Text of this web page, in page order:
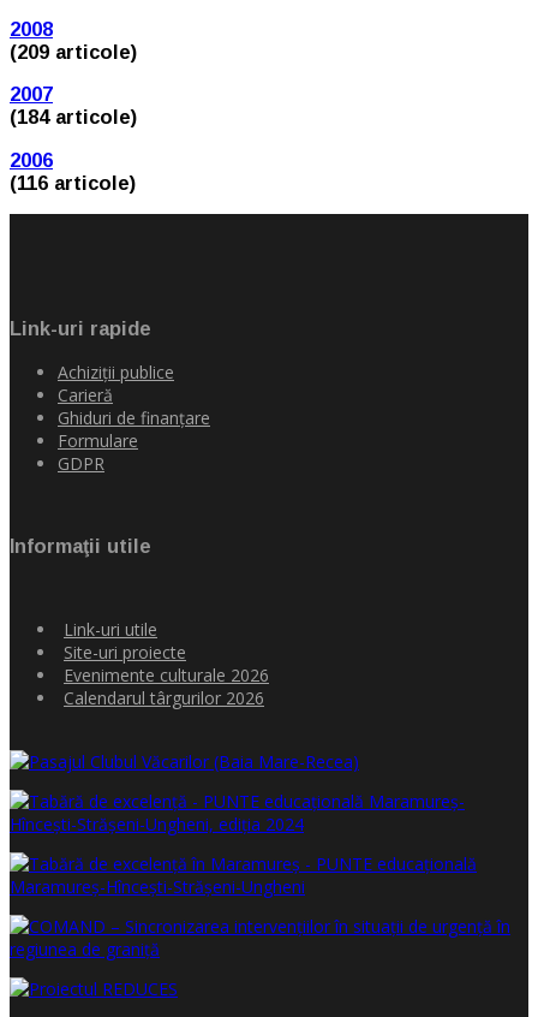
2008
(209 articole)
2007
(184 articole)
2006
(116 articole)
Link-uri rapide
Achiziţii publice
Carieră
Ghiduri de finanţare
Formulare
GDPR
Informaţii utile
Link-uri utile
Site-uri proiecte
Evenimente culturale 2026
Calendarul târgurilor 2026